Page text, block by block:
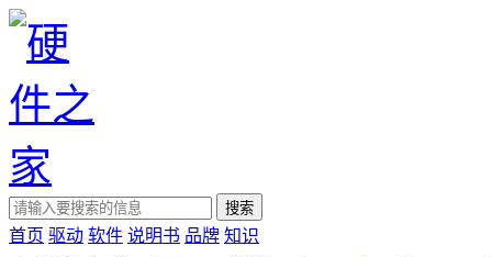
搜索
首页 驱动 软件 说明书 品牌 知识